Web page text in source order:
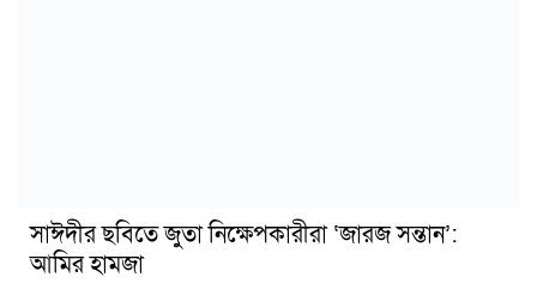
সাঈদীর ছবিতে জুতা নিক্ষেপকারীরা ‘জারজ সন্তান’:
আমির হামজা